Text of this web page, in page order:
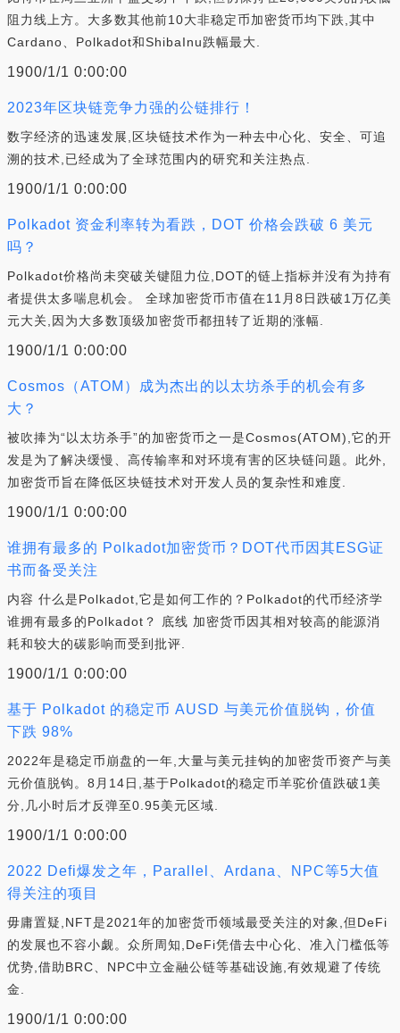
阻力线上方。大多数其他前10大非稳定币加密货币均下跌,其中
Cardano、Polkadot和ShibaInu跌幅最大.
1900/1/1 0:00:00
2023年区块链竞争力强的公链排行！
数字经济的迅速发展,区块链技术作为一种去中心化、安全、可追
溯的技术,已经成为了全球范围内的研究和关注热点.
1900/1/1 0:00:00
Polkadot 资金利率转为看跌，DOT 价格会跌破 6 美元
吗？
Polkadot价格尚未突破关键阻力位,DOT的链上指标并没有为持有
者提供太多喘息机会。 全球加密货币市值在11月8日跌破1万亿美
元大关,因为大多数顶级加密货币都扭转了近期的涨幅.
1900/1/1 0:00:00
Cosmos（ATOM）成为杰出的以太坊杀手的机会有多
大？
被吹捧为“以太坊杀手”的加密货币之一是Cosmos(ATOM),它的开
发是为了解决缓慢、高传输率和对环境有害的区块链问题。此外,
加密货币旨在降低区块链技术对开发人员的复杂性和难度.
1900/1/1 0:00:00
谁拥有最多的 Polkadot加密货币？DOT代币因其ESG证
书而备受关注
内容 什么是Polkadot,它是如何工作的？Polkadot的代币经济学
谁拥有最多的Polkadot？ 底线 加密货币因其相对较高的能源消
耗和较大的碳影响而受到批评.
1900/1/1 0:00:00
基于 Polkadot 的稳定币 AUSD 与美元价值脱钩，价值
下跌 98%
2022年是稳定币崩盘的一年,大量与美元挂钩的加密货币资产与美
元价值脱钩。8月14日,基于Polkadot的稳定币羊驼价值跌破1美
分,几小时后才反弹至0.95美元区域.
1900/1/1 0:00:00
2022 Defi爆发之年，Parallel、Ardana、NPC等5大值
得关注的项目
毋庸置疑,NFT是2021年的加密货币领域最受关注的对象,但DeFi
的发展也不容小觑。众所周知,DeFi凭借去中心化、准入门槛低等
优势,借助BRC、NPC中立金融公链等基础设施,有效规避了传统
金.
1900/1/1 0:00:00